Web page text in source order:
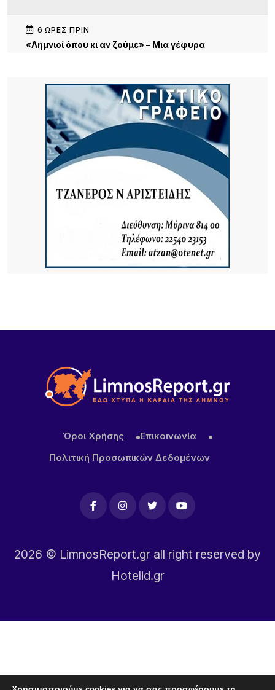
6 ΏΡΕΣ ΠΡΙΝ
«Λημνιοί όπου κι αν ζούμε» – Μια γέφυρα
9 ΏΡΕΣ ΠΡΙΝ
Σχέδια Βελτίωσης: Έρχονται επιδοτήσεις έως
70% για επενδύσεις αγροτών και συλλογικών
σχημάτων – Σημαντική ευκαιρία και για τη Λήμνο
9 ΏΡΕΣ ΠΡΙΝ
Κύκλος Ομιλιών για τα 100 χρόνια της Νέας
Κούταλης Ιστορία, προσωπικότητες και
Νέα τουρκική πρόκληση στο Αιγαίο – Η Λήμνος στο
την παράδοση
Ακρίβεια: Το μοσχάρι «εκτοξεύτηκε» κατά 28,4%
από τα τέλη του 2024
Όροι Χρήσης
Επικοινωνία
Πολιτική Προσωπικών Δεδομένων
2026 © LimnosReport.gr all right reserved by
Hotelid.gr